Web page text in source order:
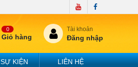
0
Giỏ hàng
Tài khoản
Đăng nhập
KIỆN LIÊN HỆ